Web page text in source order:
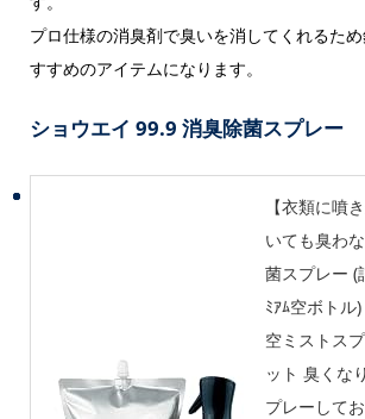
プロ仕様の消臭剤で臭いを消してくれるた
すすめのアイテムになります。
ショウエイ 99.9 消臭除菌スプレー
【衣類に噴
いても臭わ
菌スプレー (
ﾐｱﾑ空ボトル
空ミストス
ット 臭くな
プレーして